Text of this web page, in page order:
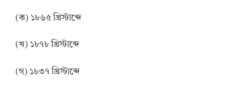
(ক) ১৮৬৫ খ্রিস্টাব্দে
(খ) ১৮৭৮ খ্রিস্টাব্দে
(গ) ১৮৩৭ খ্রিস্টাব্দে